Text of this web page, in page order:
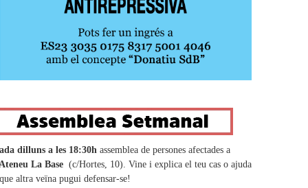
dilluns a les 18:30h assemblea de persones afectades a
La Base (c/Hortes, 10). Vine i explica el teu cas o ajuda
altra veïna pugui defensar-se!